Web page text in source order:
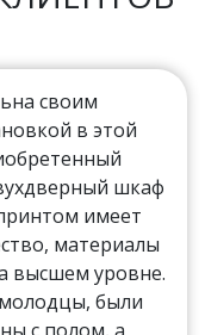
своим
в этой
шкаф
имеет
материалы
высшем уровне.
были